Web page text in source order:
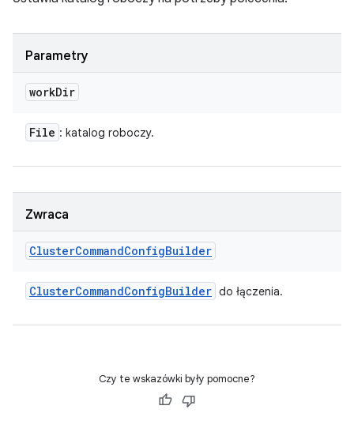
Parametry
workDir
File : katalog roboczy.
Zwraca
ClusterCommandConfigBuilder
ClusterCommandConfigBuilder do łączenia.
Czy te wskazówki były pomocne?